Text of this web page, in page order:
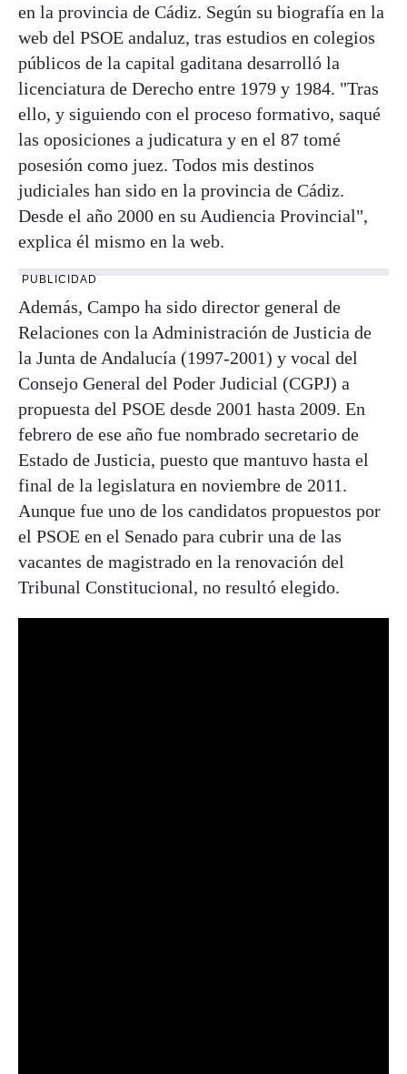
en la provincia de Cádiz. Según su biografía en la
web del PSOE andaluz, tras estudios en colegios
públicos de la capital gaditana desarrolló la
licenciatura de Derecho entre 1979 y 1984. "Tras
ello, y siguiendo con el proceso formativo, saqué
las oposiciones a judicatura y en el 87 tomé
posesión como juez. Todos mis destinos
judiciales han sido en la provincia de Cádiz.
Desde el año 2000 en su Audiencia Provincial",
explica él mismo en la web.
PUBLICIDAD
Además, Campo ha sido director general de
Relaciones con la Administración de Justicia de
la Junta de Andalucía (1997-2001) y vocal del
Consejo General del Poder Judicial (CGPJ) a
propuesta del PSOE desde 2001 hasta 2009. En
febrero de ese año fue nombrado secretario de
Estado de Justicia, puesto que mantuvo hasta el
final de la legislatura en noviembre de 2011.
Aunque fue uno de los candidatos propuestos por
el PSOE en el Senado para cubrir una de las
vacantes de magistrado en la renovación del
Tribunal Constitucional, no resultó elegido.